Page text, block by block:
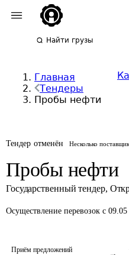
Найти грузы
Главная
Тендеры
Пробы нефти
Тендер отменён Несколько
Пробы нефти
Государственный тендер,
Осуществление перевозок с
Приём предложений